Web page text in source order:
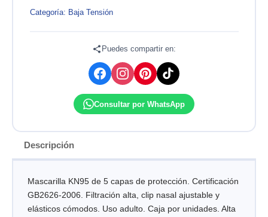
KN95
Categoría: Baja Tensión
Puedes compartir en:
Consultar por WhatsApp
Descripción
Mascarilla KN95 de 5 capas de protección. Certificación
GB2626-2006. Filtración alta, clip nasal ajustable y
elásticos cómodos. Uso adulto. Caja por unidades. Alta